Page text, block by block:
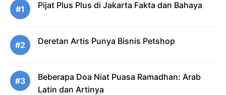
#1 Pijat Plus Plus di Jakarta Fakta dan Bahaya
#2 Deretan Artis Punya Bisnis Petshop
#3
Beberapa Doa Niat Puasa Ramadhan: Arab
Latin dan Artinya